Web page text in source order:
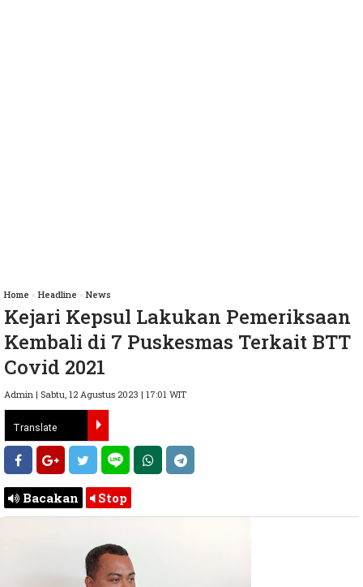
Home » Headline » News
Kejari Kepsul Lakukan Pemeriksaan
Kembali di 7 Puskesmas Terkait BTT
Covid 2021
Admin | Sabtu, 12 Agustus 2023 | 17:01 WIT
Bacakan Stop